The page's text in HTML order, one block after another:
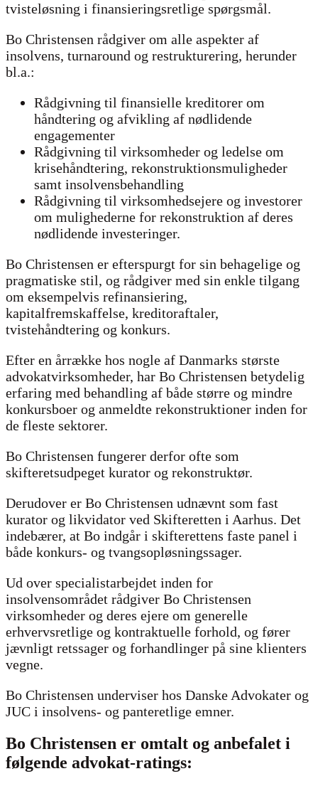
tvisteløsning i finansieringsretlige spørgsmål.
Bo Christensen rådgiver om alle aspekter af
insolvens, turnaround og restrukturering, herunder
bl.a.:
Rådgivning til finansielle kreditorer om
håndtering og afvikling af nødlidende
engagementer
Rådgivning til virksomheder og ledelse om
krisehåndtering, rekonstruktionsmuligheder
samt insolvensbehandling
Rådgivning til virksomhedsejere og investorer
om mulighederne for rekonstruktion af deres
nødlidende investeringer.
Bo Christensen er efterspurgt for sin behagelige og
pragmatiske stil, og rådgiver med sin enkle tilgang
om eksempelvis refinansiering,
kapitalfremskaffelse, kreditoraftaler,
tvistehåndtering og konkurs.
Efter en årrække hos nogle af Danmarks største
advokatvirksomheder, har Bo Christensen betydelig
erfaring med behandling af både større og mindre
konkursboer og anmeldte rekonstruktioner inden for
de fleste sektorer.
Bo Christensen fungerer derfor ofte som
skifteretsudpeget kurator og rekonstruktør.
Derudover er Bo Christensen udnævnt som fast
kurator og likvidator ved Skifteretten i Aarhus. Det
indebærer, at Bo indgår i skifterettens faste panel i
både konkurs- og tvangsopløsningssager.
Ud over specialistarbejdet inden for
insolvensområdet rådgiver Bo Christensen
virksomheder og deres ejere om generelle
erhvervsretlige og kontraktuelle forhold, og fører
jævnligt retssager og forhandlinger på sine klienters
vegne.
Bo Christensen underviser hos Danske Advokater og
JUC i insolvens- og panteretlige emner.
Bo Christensen er omtalt og anbefalet i
følgende advokat-ratings: